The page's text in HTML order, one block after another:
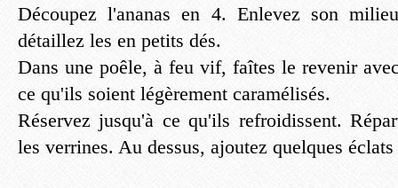
Découpez l'ananas en 4. Enlevez son
détaillez les en petits dés.
Dans une poêle, à feu vif, faîtes le revenir
ce qu'ils soient légèrement caramélisés.
Réservez jusqu'à ce qu'ils refroidissent.
les verrines. Au dessus, ajoutez quelques